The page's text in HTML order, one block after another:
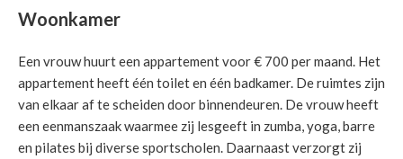
Woonkamer
Een vrouw huurt een appartement voor € 700 per maand. Het
appartement heeft één toilet en één badkamer. De ruimtes zijn
van elkaar af te scheiden door binnendeuren. De vrouw heeft
een eenmanszaak waarmee zij lesgeeft in zumba, yoga, barre
en pilates bij diverse sportscholen. Daarnaast verzorgt zij